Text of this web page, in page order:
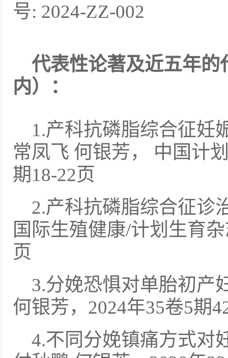
号: 2024-ZZ-002
代表性论著及近五年的
内）：
1.产科抗磷脂综合征妊
常凤飞 何银芳， 中国计
期18-22页
2.产科抗磷脂综合征诊
国际生殖健康/计划生育
页
3.分娩恐惧对单胎初产
何银芳，2024年35卷5期
4.不同分娩镇痛方式对